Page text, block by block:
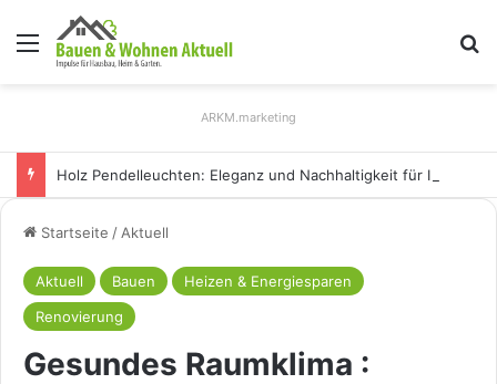
Menü
ARKM.marketing
Startseite / Aktuell
Aktuell Bauen
Heizen & Energiesparen
Renovierung
Gesundes Raumklima :